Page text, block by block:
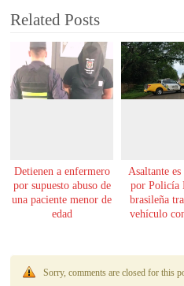
Related Posts
Detienen a enfermero
por supuesto abuso de
una paciente menor de
edad
Asaltante
por Policía
brasileña
vehículo
Sorry, comments are closed for this